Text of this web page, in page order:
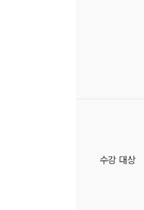
수강 대상